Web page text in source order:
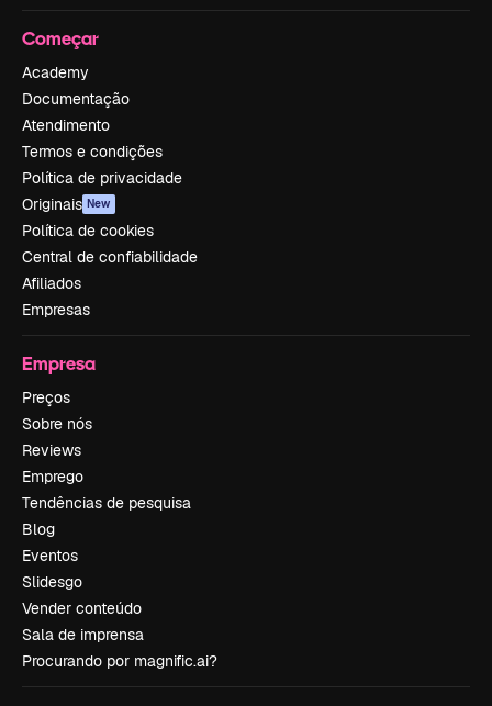
Começar
Academy
Documentação
Atendimento
Termos e condições
Política de privacidade
Originais New
Política de cookies
Central de confiabilidade
Afiliados
Empresas
Empresa
Preços
Sobre nós
Reviews
Emprego
Tendências de pesquisa
Blog
Eventos
Slidesgo
Vender conteúdo
Sala de imprensa
Procurando por magnific.ai?